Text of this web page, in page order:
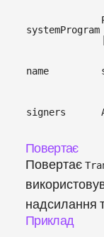
systemProgram
name
signers
Повертає
Повертає
надсилання
Приклад